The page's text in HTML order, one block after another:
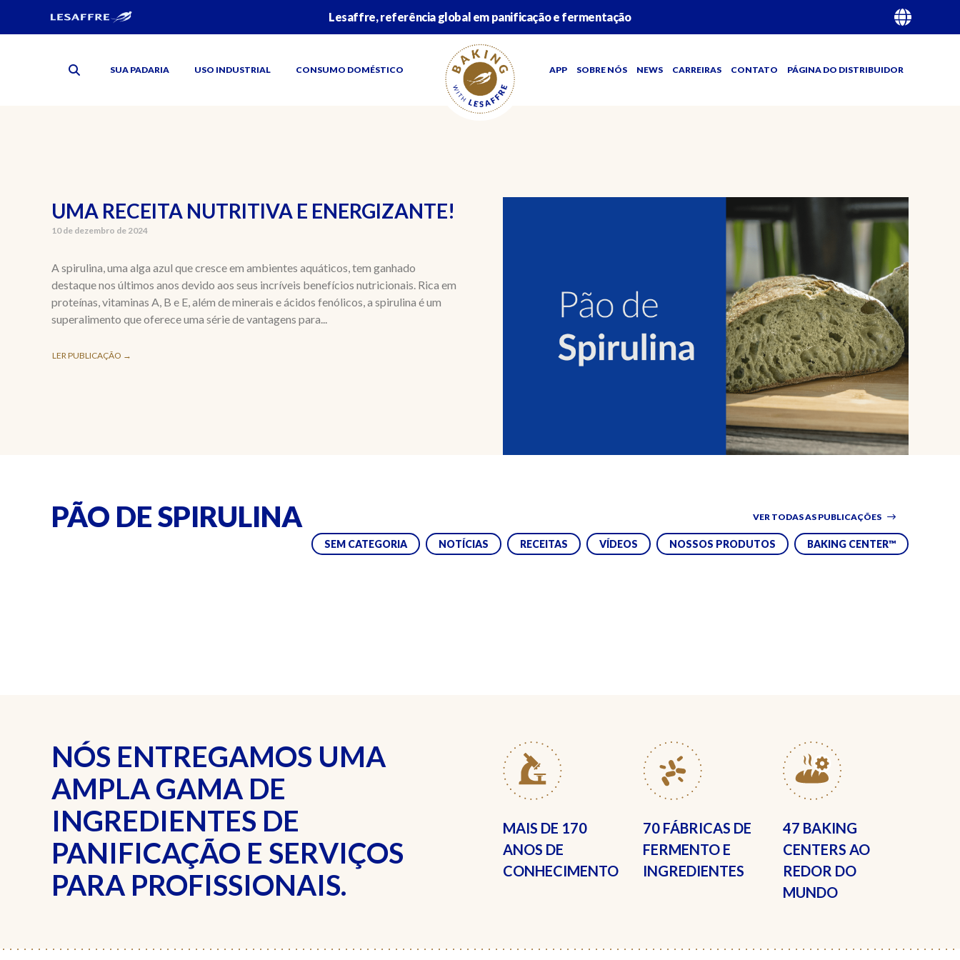
Lesaffre, referência global em panificação e fermentação
SUA PADARIA USO INDUSTRIAL CONSUMO DOMÉSTICO APP SOBRE NÓS NEWS CARREIRAS CONTATO PÁGINA DO DISTRIBUIDOR
UMA RECEITA NUTRITIVA E ENERGIZANTE!
10 de dezembro de 2024
A spirulina, uma alga azul que cresce em ambientes aquáticos, tem ganhado
destaque nos últimos anos devido aos seus incríveis benefícios nutricionais. Rica em
proteínas, vitaminas A, B e E, além de minerais e ácidos fenólicos, a spirulina é um
superalimento que oferece uma série de vantagens para...
LER PUBLICAÇÃO →
PÃO DE SPIRULINA VER TODAS AS PUBLICAÇÕES
SEM CATEGORIA NOTÍCIAS RECEITAS VÍDEOS NOSSOS PRODUTOS BAKING CENTER™
NÓS ENTREGAMOS UMA
AMPLA GAMA DE
INGREDIENTES DE
PANIFICAÇÃO E SERVIÇOS
PARA PROFISSIONAIS.
MAIS DE 170
ANOS DE
CONHECIMENTO
70 FÁBRICAS DE
FERMENTO E
INGREDIENTES
47 BAKING
CENTERS AO
REDOR DO
MUNDO